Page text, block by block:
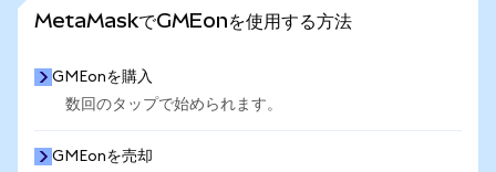
MetaMaskでGMEonを使用する方法
GMEonを購入
数回のタップで始められます。
GMEonを売却